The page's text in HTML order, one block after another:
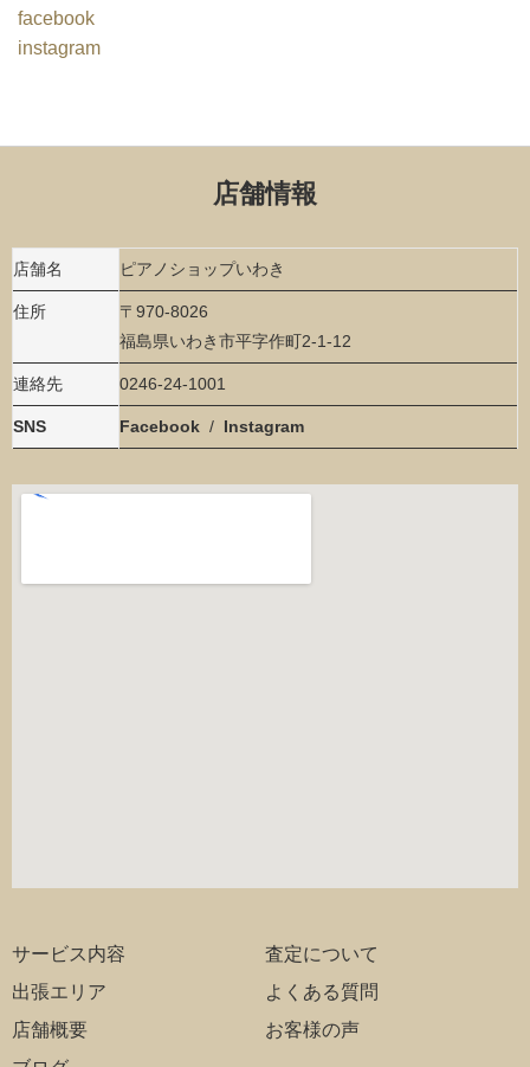
facebook
instagram
店舗情報
店舗名 ピアノショップいわき
住所
〒970-8026
福島県いわき市平字作町2-1-12
連絡先 0246-24-1001
SNS Facebook / Instagram
サービス内容
査定について
出張エリア
よくある質問
店舗概要
お客様の声